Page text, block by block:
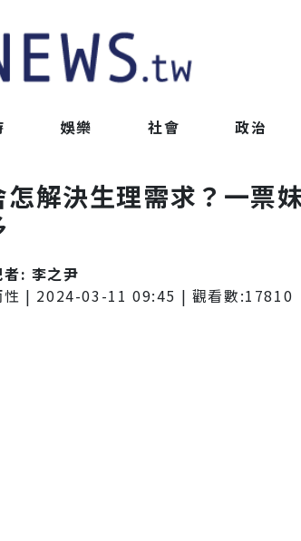
娛樂 社會 政治
解決生理需求？一票
者: 李之尹
性 | 2024-03-11 09:45 | 觀看數:17810